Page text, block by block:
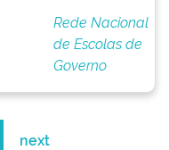
Rede Nacional
de Escolas de
Governo
next